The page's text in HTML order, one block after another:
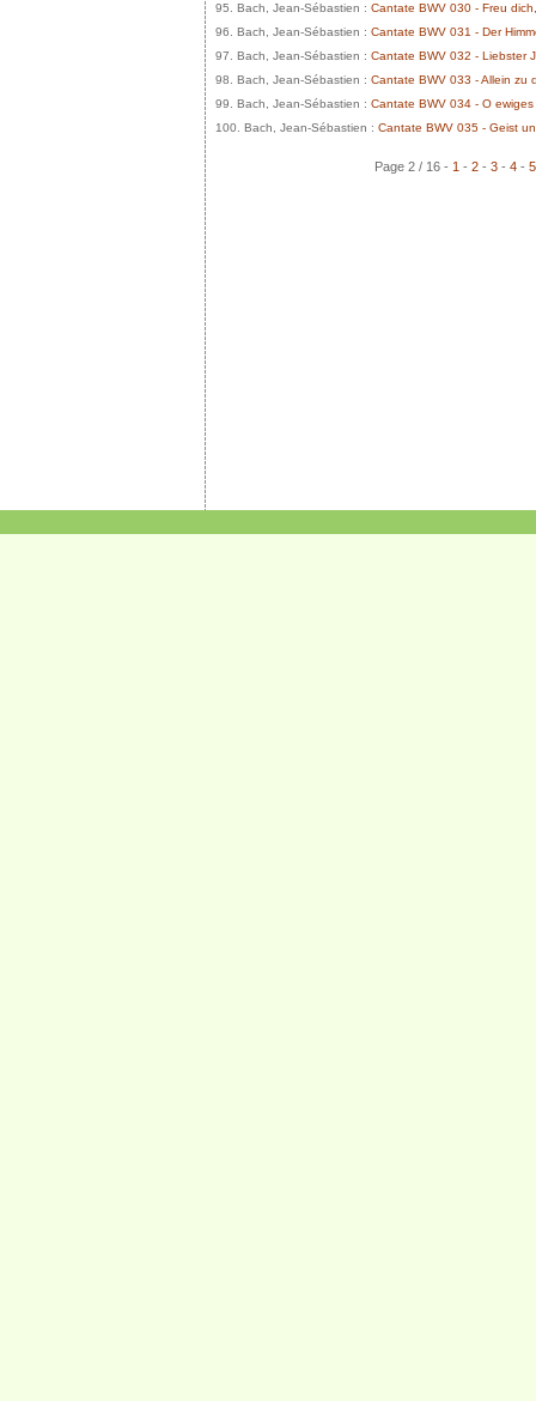
95. Bach, Jean-Sébastien : Cantate BWV 030 - Freu
96. Bach, Jean-Sébastien : Cantate BWV 031 - Der
97. Bach, Jean-Sébastien : Cantate BWV 032 - Liebster
98. Bach, Jean-Sébastien : Cantate BWV 033 - Allein zu
99. Bach, Jean-Sébastien : Cantate BWV 034 - O
100. Bach, Jean-Sébastien : Cantate BWV 035 - Geist
Page 2 / 16 - 1 - 2 - 3 - 4 - 5